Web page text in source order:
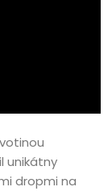
unikátny
dropmi na